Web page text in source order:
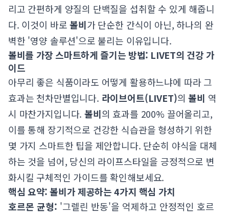
리고 간편하게 양질의 단백질을 섭취할 수 있게 해줍니
다. 이것이 바로볼비가 단순한 간식이 아닌, 하나의 완
벽한 '영양 솔루션'으로 불리는 이유입니다.
볼비를 가장 스마트하게 즐기는 방법: LIVET의 건강 가
이드
아무리 좋은 식품이라도 어떻게 활용하느냐에 따라 그
효과는 천차만별입니다. 라이브어트(LIVET)의볼비 역
시 마찬가지입니다.볼비의 효과를 200% 끌어올리고,
이를 통해 장기적으로 건강한 식습관을 형성하기 위한
몇 가지 스마트한 팁을 제안합니다. 단순히 야식을 대체
하는 것을 넘어, 당신의 라이프스타일을 긍정적으로 변
화시킬 구체적인 가이드를 확인해보세요.
핵심 요약: 볼비가 제공하는 4가지 핵심 가치
호르몬 균형: '그렐린 반동'을 억제하고 안정적인 호르